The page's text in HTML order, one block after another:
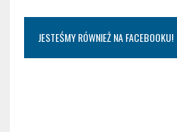
JESTEŚMY RÓWNIEŻ NA FACEBOOKU!